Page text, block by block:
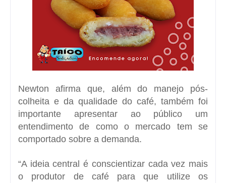
Newton afirma que, além do manejo pós-
colheita e da qualidade do café, também foi
importante apresentar ao público um
entendimento de como o mercado tem se
comportado sobre a demanda.
“A ideia central é conscientizar cada vez mais
o produtor de café para que utilize os